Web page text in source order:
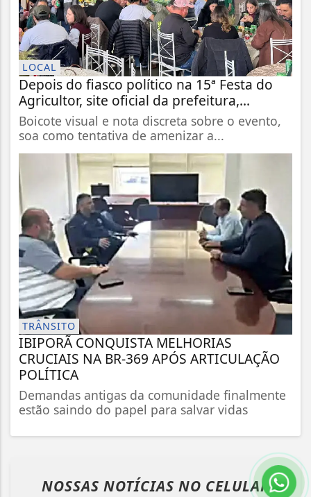
LOCAL
Depois do fiasco político na 15ª Festa do
Agricultor, site oficial da prefeitura,...
Boicote visual e nota discreta sobre o evento,
soa como tentativa de amenizar a...
TRÂNSITO
IBIPORÃ CONQUISTA MELHORIAS
CRUCIAIS NA BR-369 APÓS ARTICULAÇÃO
POLÍTICA
Demandas antigas da comunidade finalmente
estão saindo do papel para salvar vidas
NOSSAS NOTÍCIAS NO CELULAR